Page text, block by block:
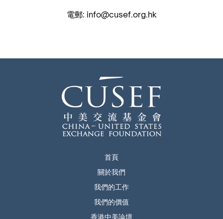
電郵: info@cusef.org.hk
首頁
關於我們
我們的工作
我們的價值
香港中美論壇